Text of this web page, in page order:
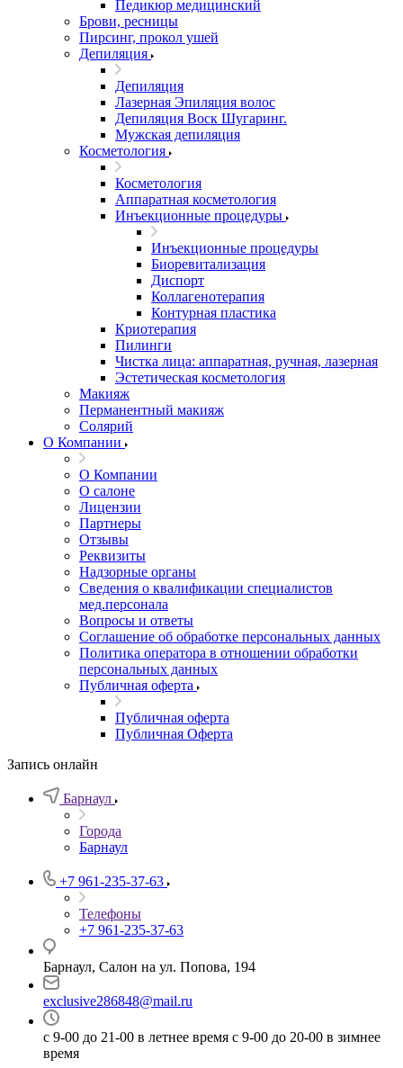
Педикюр медицинский
Брови, ресницы
Пирсинг, прокол ушей
Депиляция
Депиляция
Лазерная Эпиляция волос
Депиляция Воск Шугаринг.
Мужская депиляция
Косметология
Косметология
Аппаратная косметология
Инъекционные процедуры
Инъекционные процедуры
Биоревитализация
Диспорт
Коллагенотерапия
Контурная пластика
Криотерапия
Пилинги
Чистка лица: аппаратная, ручная, лазерная
Эстетическая косметология
Макияж
Перманентный макияж
Солярий
О Компании
О Компании
О салоне
Лицензии
Партнеры
Отзывы
Реквизиты
Надзорные органы
Сведения о квалификации специалистов
мед.персонала
Вопросы и ответы
Соглашение об обработке персональных данных
Политика оператора в отношении обработки
персональных данных
Публичная оферта
Публичная оферта
Публичная Оферта
Запись онлайн
Барнаул
Города
Барнаул
+7 961-235-37-63
Телефоны
+7 961-235-37-63
Барнаул, Салон на ул. Попова, 194
exclusive286848@mail.ru
с 9-00 до 21-00 в летнее время с 9-00 до 20-00 в зимнее
время